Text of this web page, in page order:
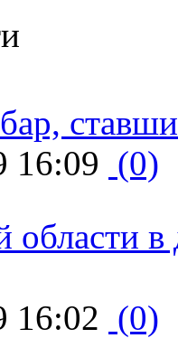
16:09 (0)
в
16:02 (0)